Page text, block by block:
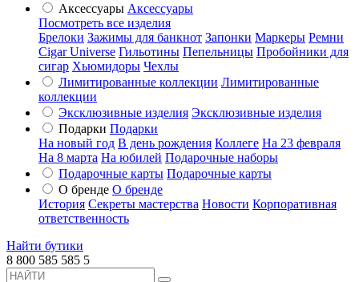
Аксессуары Аксессуары
Посмотреть все изделия
Брелоки Зажимы для банкнот Запонки Маркеры Ремни
Cigar Universe Гильотины Пепельницы Пробойники для
сигар Хьюмидоры Чехлы
Лимитированные коллекции Лимитированные
коллекции
Эксклюзивные изделия Эксклюзивные изделия
Подарки Подарки
На новый год В день рождения Коллеге На 23 февраля
На 8 марта На юбилей Подарочные наборы
Подарочные карты Подарочные карты
О бренде О бренде
История Секреты мастерства Новости Корпоративная
ответственность
Найти бутики
8 800 585 585 5